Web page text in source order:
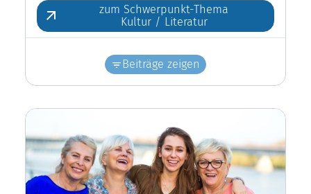
zum Schwerpunkt-Thema
Kultur / Literatur
Beiträge zeigen